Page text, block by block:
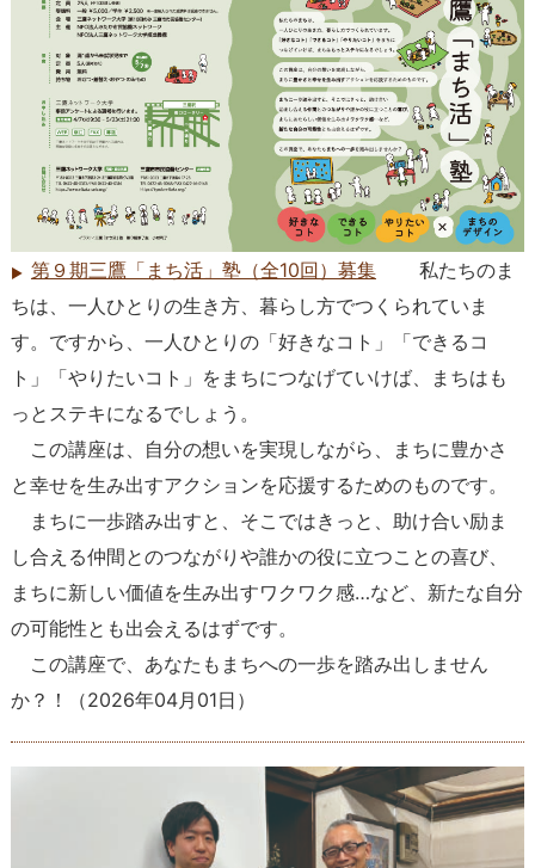
第９期三鷹「まち活」塾（全10回）募集
私たちのま
ちは、一人ひとりの生き方、暮らし方でつくられていま
す。ですから、一人ひとりの「好きなコト」「できるコ
ト」「やりたいコト」をまちにつなげていけば、まちはも
っとステキになるでしょう。
この講座は、自分の想いを実現しながら、まちに豊かさ
と幸せを生み出すアクションを応援するためのものです。
まちに一歩踏み出すと、そこではきっと、助け合い励ま
し合える仲間とのつながりや誰かの役に立つことの喜び、
まちに新しい価値を生み出すワクワク感…など、新たな自分
の可能性とも出会えるはずです。
この講座で、あなたもまちへの一歩を踏み出しません
か？！
（2026年04月01日 ）